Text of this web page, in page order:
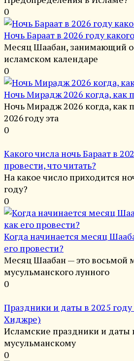
0
Ночь Бараат в 2026 году
Месяц Шаабан, занимающий
исламском календаре
0
Ночь Мирадж 2026 когда, как
Ночь Мирадж 2026 когда, как
2026 году эта
0
Какого числа ночь Бараат в
провести, что читать?
На какое число приходится
году?
0
Когда начинается месяц
его провести?
Месяц Шаабан — это восьмой
мусульманского лунного
0
Праздники и даты в 2025
Хиджре)
Исламские праздники и даты
мусульманскому
0